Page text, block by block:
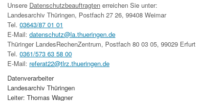
Unsere Datenschutzbeauftragten erreichen Sie unter:
Landesarchiv Thüringen, Postfach 27 26, 99408 Weimar
Tel. 03643/87 01 01
E-Mail: datenschutz@la.thueringen.de
Thüringer LandesRechenZentrum, Postfach 80 03 05, 99029 Erfurt
Tel. 0361/573 63 58 00
E-Mail: referat22@tlrz.thueringen.de
Datenverarbeiter
Landesarchiv Thüringen
Leiter: Thomas Wagner